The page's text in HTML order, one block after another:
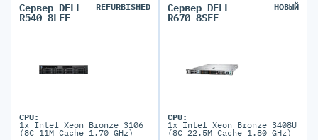
Сервер DELL
R540 8LFF
REFURBISHED
CPU:
1x Intel Xeon Bronze 3106
(8C 11M Cache 1.70 GHz)
Сервер DELL
R670 8SFF
НОВЫЙ
CPU:
1x Intel Xeon Bronze 3408U
(8C 22.5M Cache 1.80 GHz)